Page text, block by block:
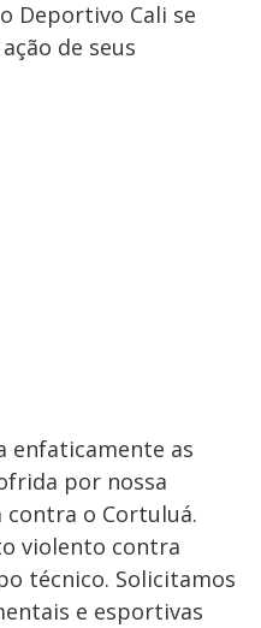
Deportivo Cali se
de seus
enfaticamente as
por nossa
o Cortuluá.
violento contra
técnico. Solicitamos
e esportivas